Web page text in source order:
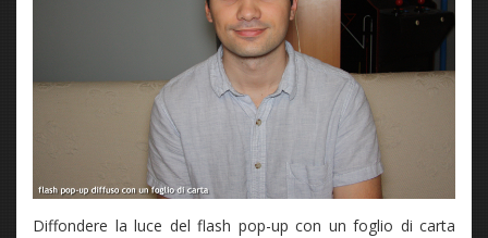
Diffondere la luce del flash pop-up con un foglio di carta